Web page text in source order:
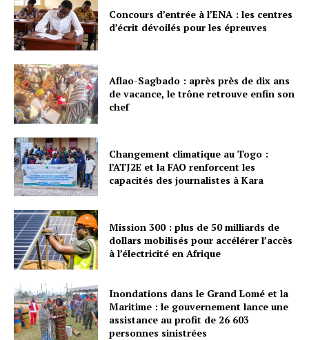
Concours d’entrée à l’ENA : les centres
d’écrit dévoilés pour les épreuves
Aflao-Sagbado : après près de dix ans
de vacance, le trône retrouve enfin son
chef
Changement climatique au Togo :
l’ATJ2E et la FAO renforcent les
capacités des journalistes à Kara
Mission 300 : plus de 50 milliards de
dollars mobilisés pour accélérer l’accès
à l’électricité en Afrique
Inondations dans le Grand Lomé et la
Maritime : le gouvernement lance une
assistance au profit de 26 603
personnes sinistrées